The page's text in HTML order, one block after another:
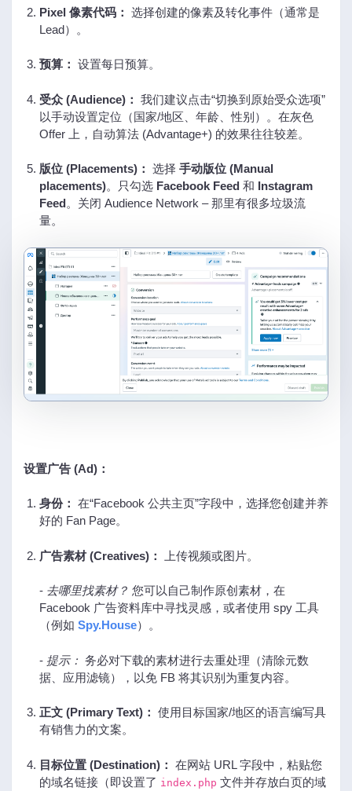
Pixel 像素代码： 选择创建的像素及转化事件（通常是
Lead）。
预算： 设置每日预算。
受众 (Audience)： 我们建议点击“切换到原始受众选项”
以手动设置定位（国家/地区、年龄、性别）。在灰色
Offer 上，自动算法 (Advantage+) 的效果往往较差。
版位 (Placements)： 选择 手动版位 (Manual
placements)。只勾选 Facebook Feed 和 Instagram
Feed。关闭 Audience Network – 那里有很多垃圾流
量。
设置广告 (Ad)：
身份： 在“Facebook 公共主页”字段中，选择您创建并养
好的 Fan Page。
广告素材 (Creatives)： 上传视频或图片。
- 去哪里找素材？ 您可以自己制作原创素材，在
Facebook 广告资料库中寻找灵感，或者使用 spy 工具
（例如 Spy.House）。
- 提示： 务必对下载的素材进行去重处理（清除元数
据、应用滤镜），以免 FB 将其识别为重复内容。
正文 (Primary Text)： 使用目标国家/地区的语言编写具
有销售力的文案。
目标位置 (Destination)： 在网站 URL 字段中，粘贴您
的域名链接（即设置了 index.php 文件并存放白页的域